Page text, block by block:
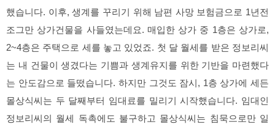
했습니다. 이후, 생계를 꾸리기 위해 남편 사망 보험금으로 1년전
조그만 상가건물을 사들였는데요. 매입한 상가 중 1층은 상가로,
2~4층은 주택으로 세를 놓고 있었죠. 첫 달 월세를 받은 정보리씨
는 내 건물이 생겼다는 기쁨과 생계유지를 위한 기반을 마련했다
는 안도감으로 들떴습니다. 하지만 그것도 잠시, 1층 상가에 세든
몰상식씨는 두 달째부터 임대료를 밀리기 시작했습니다. 임대인
정보리씨의 월세 독촉에도 불구하고 몰상식씨는 침묵으로만 일